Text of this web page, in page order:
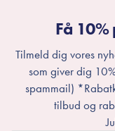
Få
Tilmeld dig vores
som giver dig
spammail)
tilbud og